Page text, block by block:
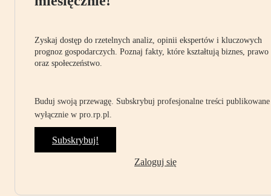
Zyskaj dostęp do rzetelnych analiz, opinii ekspertów i kluczowych
prognoz gospodarczych. Poznaj fakty, które kształtują biznes, prawo
oraz społeczeństwo.
Buduj swoją przewagę. Subskrybuj profesjonalne treści publikowane
wyłącznie w pro.rp.pl.
Subskrybuj!
Zaloguj się